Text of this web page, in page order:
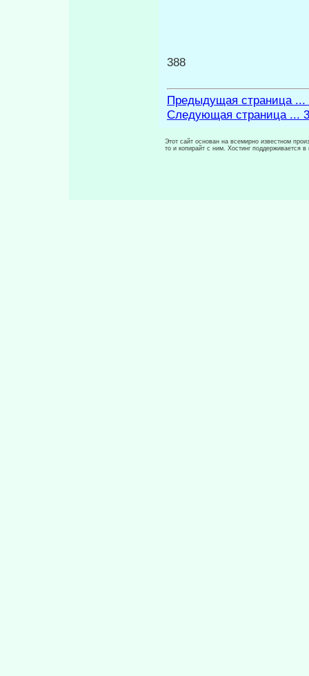
388
Предыдущая страница ...
Следующая страница ...
Этот сайт основан на всемирно известном
то и копирайт с ним. Хостинг поддерживается